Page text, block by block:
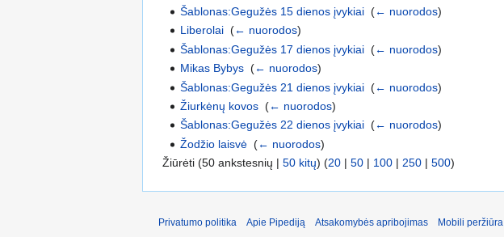
Šablonas:Gegužės 15 dienos įvykiai ‎(← nuorodos)
Liberolai ‎(← nuorodos)
Šablonas:Gegužės 17 dienos įvykiai ‎(← nuorodos)
Mikas Bybys ‎(← nuorodos)
Šablonas:Gegužės 21 dienos įvykiai ‎(← nuorodos)
Žiurkėnų kovos ‎(← nuorodos)
Šablonas:Gegužės 22 dienos įvykiai ‎(← nuorodos)
Žodžio laisvė ‎(← nuorodos)
Žiūrėti (50 ankstesnių | 50 kitų) (20 | 50 | 100 | 250 | 500)
Privatumo politika Apie Pipediją Atsakomybės apribojimas Mobili peržiūra